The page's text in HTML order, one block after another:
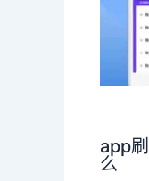
app
么